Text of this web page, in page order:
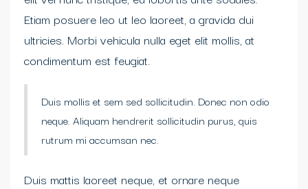
Etiam posuere leo ut leo laoreet, a gravida dui
ultricies. Morbi vehicula nulla eget elit mollis, at
condimentum est feugiat.
Duis mollis et sem sed sollicitudin. Donec non odio
neque. Aliquam hendrerit sollicitudin purus, quis
rutrum mi accumsan nec.
Duis mattis laoreet neque, et ornare neque